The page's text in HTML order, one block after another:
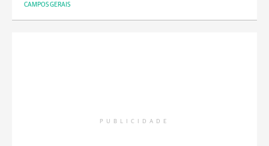
CAMPOS GERAIS
PUBLICIDADE